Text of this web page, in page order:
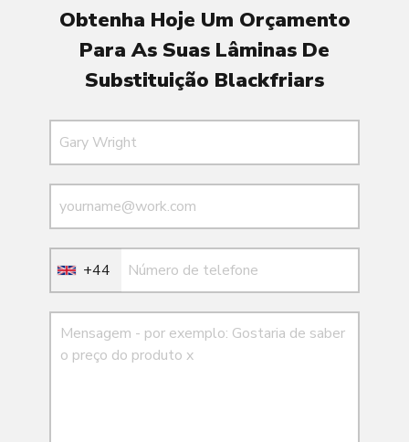
Obtenha Hoje Um Orçamento
Para As Suas Lâminas De
Substituição Blackfriars
+44